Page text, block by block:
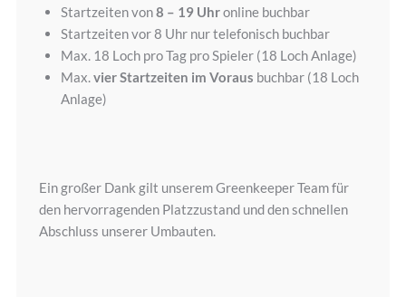
Startzeiten von8 – 19 Uhronline buchbar
Startzeiten vor 8 Uhr nur telefonisch buchbar
Max. 18 Loch pro Tag pro Spieler (18 Loch Anlage)
Max.vier Startzeiten im Voraus buchbar (18 Loch
Anlage)
Ein großer Dank gilt unserem Greenkeeper Team für
den hervorragenden Platzzustand und den schnellen
Abschluss unserer Umbauten.